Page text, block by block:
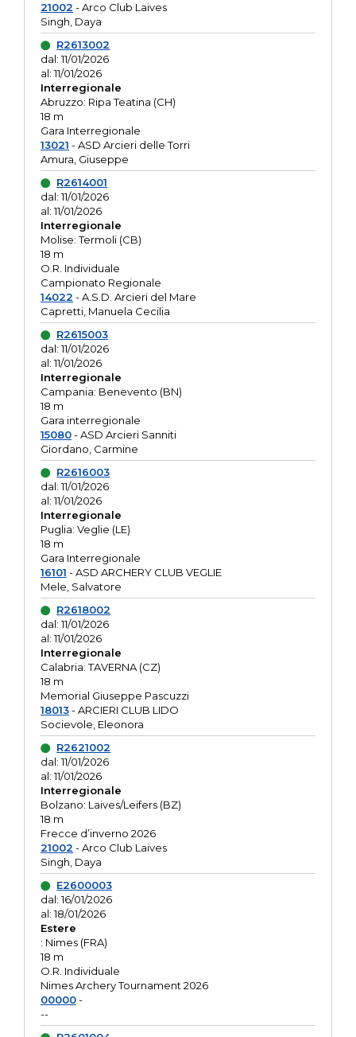
21002 - Arco Club Laives
Singh, Daya
R2613002
dal: 11/01/2026
al: 11/01/2026
Interregionale
Abruzzo: Ripa Teatina (CH)
18 m
Gara Interregionale
13021 - ASD Arcieri delle Torri
Amura, Giuseppe
R2614001
dal: 11/01/2026
al: 11/01/2026
Interregionale
Molise: Termoli (CB)
18 m
O.R. Individuale
Campionato Regionale
14022 - A.S.D. Arcieri del Mare
Capretti, Manuela Cecilia
R2615003
dal: 11/01/2026
al: 11/01/2026
Interregionale
Campania: Benevento (BN)
18 m
Gara interregionale
15080- ASD Arcieri Sanniti
Giordano, Carmine
R2616003
dal: 11/01/2026
al: 11/01/2026
Interregionale
Puglia: Veglie (LE)
18 m
Gara Interregionale
16101 - ASD ARCHERY CLUB VEGLIE
Mele, Salvatore
R2618002
dal: 11/01/2026
al: 11/01/2026
Interregionale
Calabria: TAVERNA (CZ)
18 m
Memorial Giuseppe Pascuzzi
18013- ARCIERI CLUB LIDO
Socievole, Eleonora
R2621002
dal: 11/01/2026
al: 11/01/2026
Interregionale
Bolzano: Laives/Leifers (BZ)
18 m
Frecce d’inverno 2026
21002 - Arco Club Laives
Singh, Daya
E2600003
dal: 16/01/2026
al: 18/01/2026
Estere
: Nimes (FRA)
18 m
O.R. Individuale
Nimes Archery Tournament 2026
00000-
--